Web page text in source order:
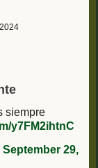
siempre
y7FM2ihtnC
September 29,